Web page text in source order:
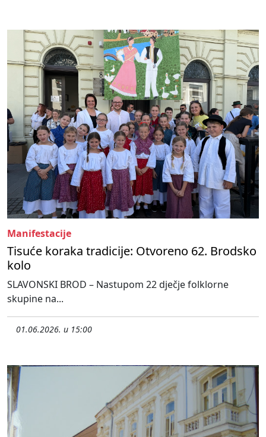
Manifestacije
Tisuće koraka tradicije: Otvoreno 62. Brodsko
kolo
SLAVONSKI BROD – Nastupom 22 dječje folklorne
skupine na...
01.06.2026. u 15:00